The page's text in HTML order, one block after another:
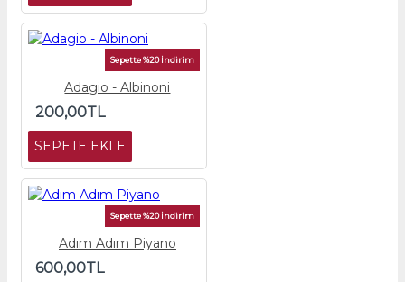
Sepette %20 İndirim
Adagio - Albinoni
200,00TL
SEPETE EKLE
Sepette %20 İndirim
Adım Adım Piyano
600,00TL